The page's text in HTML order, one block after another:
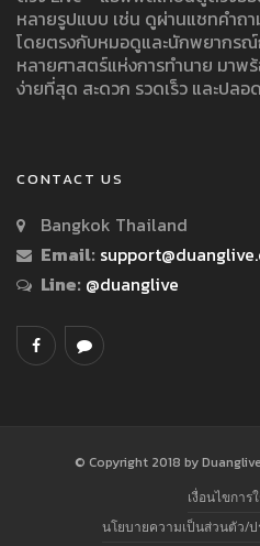
หลายรูปแบบ เช่น ดูผ่านแชทคำถ
โดยตรงกับหมอดูและนักพยากร
หลายศาสตร์แห่งการทำนาย มาพ
ง่ายที่สุด สะดวก รวดเร็ว และปลอ
CONTACT US
Bangkok Thailand
Email:
Line: @duanglive
© Copyright 2018 by
เงื่อนไขการ
นโยบายความเป็นส่วนตัว/